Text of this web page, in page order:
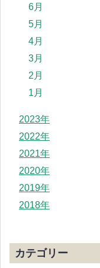
6月
5月
4月
3月
2月
1月
2023年
2022年
2021年
2020年
2019年
2018年
カテゴリー